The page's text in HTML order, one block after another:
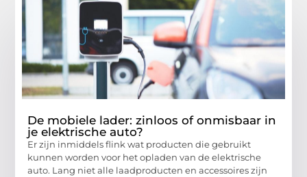
De mobiele lader: zinloos of onmisbaar in
je elektrische auto?
Er zijn inmiddels flink wat producten die gebruikt
kunnen worden voor het opladen van de elektrische
auto. Lang niet alle laadproducten en accessoires zijn